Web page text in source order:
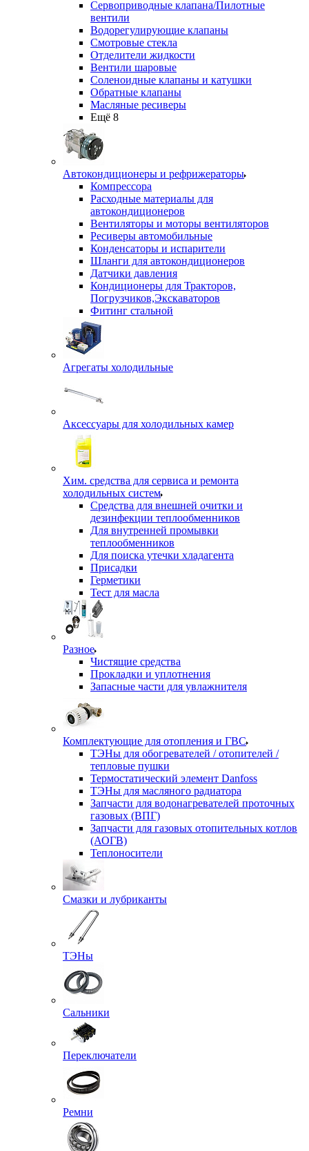
Сервоприводные клапана/Пилотные
вентили
Водорегулирующие клапаны
Смотровые стекла
Отделители жидкости
Вентили шаровые
Соленоидные клапаны и катушки
Обратные клапаны
Масляные ресиверы
Ещё 8
Автокондиционеры и рефрижераторы
Компрессора
Расходные материалы для
автокондиционеров
Вентиляторы и моторы вентиляторов
Ресиверы автомобильные
Конденсаторы и испарители
Шланги для автокондиционеров
Датчики давления
Кондиционеры для Тракторов,
Погрузчиков,Экскаваторов
Фитинг стальной
Агрегаты холодильные
Аксессуары для холодильных камер
Хим. средства для сервиса и ремонта
холодильных систем
Средства для внешней очитки и
дезинфекции теплообменников
Для внутренней промывки
теплообменников
Для поиска утечки хладагента
Присадки
Герметики
Тест для масла
Разное
Чистящие средства
Прокладки и уплотнения
Запасные части для увлажнителя
Комплектующие для отопления и ГВС
ТЭНы для обогревателей / отопителей /
тепловые пушки
Термостатический элемент Danfoss
ТЭНы для масляного радиатора
Запчасти для водонагревателей проточных
газовых (ВПГ)
Запчасти для газовых отопительных котлов
(АОГВ)
Теплоносители
Смазки и лубриканты
ТЭНы
Сальники
Переключатели
Ремни